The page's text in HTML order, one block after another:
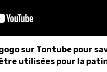
sur Tontube pour
utilisées pour la